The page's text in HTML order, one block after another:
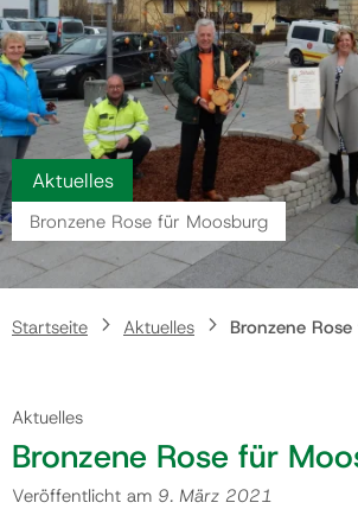
Ihr Anliegen
Veranstaltungen
Politik
Gemeinde
Aktuelles
Bronzene Rose für Moosburg
Startseite Aktuelles Bronzene
Aktuelles
Bronzene Rose für
Veröffentlicht am 9. März 2021